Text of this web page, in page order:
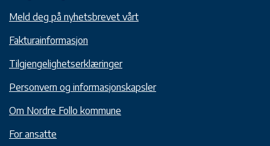
Meld deg på nyhetsbrevet vårt
Fakturainformasjon
Tilgjengelighetserklæringer
Personvern og informasjonskapsler
Om Nordre Follo kommune
For ansatte